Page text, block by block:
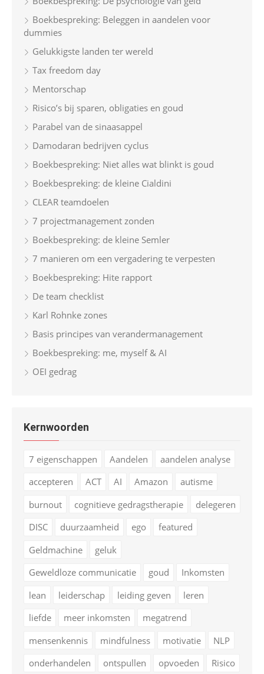
f
o
r
:
Boekbespreking: Beleggen in aandelen voor
dummies
Gelukkigste landen ter wereld
Tax freedom day
Mentorschap
Risico’s bij sparen, obligaties en goud
Parabel van de sinaasappel
Damodaran bedrijven cyclus
Boekbespreking: Niet alles wat blinkt is goud
Boekbespreking: de kleine Cialdini
CLEAR teamdoelen
7 projectmanagement zonden
Boekbespreking: de kleine Semler
7 manieren om een vergadering te verpesten
Boekbespreking: Hite rapport
De team checklist
Karl Rohnke zones
Basis principes van verandermanagement
Boekbespreking: me, myself & AI
OEI gedrag
Kernwoorden
7 eigenschappen Aandelen
aandelen analyse
accepteren
ACT AI Amazon
autisme
burnout
cognitieve gedragstherapie
delegeren
DISC
duurzaamheid ego
featured
Geldmachine
geluk
Geweldloze communicatie
goud
Inkomsten
lean
leiderschap leiding geven
leren
liefde
meer inkomsten
megatrend
mensenkennis
mindfulness motivatie
NLP
onderhandelen
ontspullen opvoeden
Risico